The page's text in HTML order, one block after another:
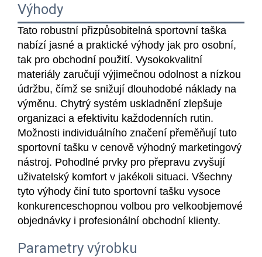
Výhody
Tato robustní přizpůsobitelná sportovní taška
nabízí jasné a praktické výhody jak pro osobní,
tak pro obchodní použití. Vysokokvalitní
materiály zaručují výjimečnou odolnost a nízkou
údržbu, čímž se snižují dlouhodobé náklady na
výměnu. Chytrý systém uskladnění zlepšuje
organizaci a efektivitu každodenních rutin.
Možnosti individuálního značení přeměňují tuto
sportovní tašku v cenově výhodný marketingový
nástroj. Pohodlné prvky pro přepravu zvyšují
uživatelský komfort v jakékoli situaci. Všechny
tyto výhody činí tuto sportovní tašku vysoce
konkurenceschopnou volbou pro velkoobjemové
objednávky i profesionální obchodní klienty.
Parametry výrobku